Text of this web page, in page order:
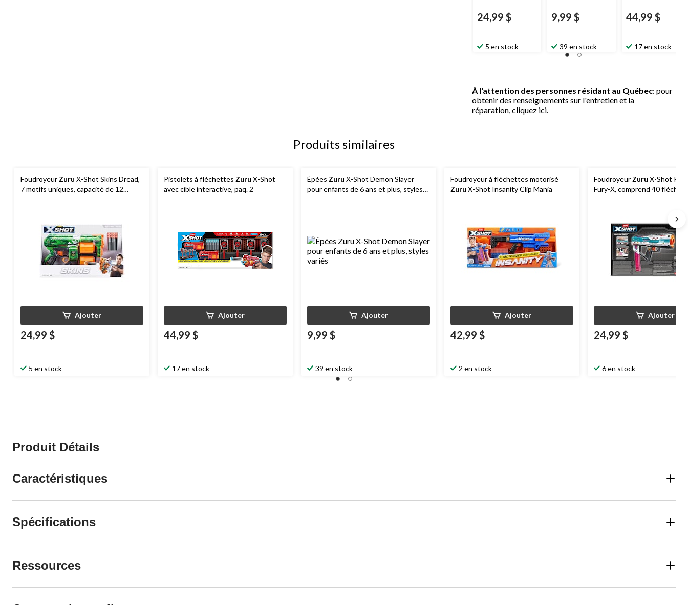
24,99 $
5 en stock
9,99 $
39 en stock
44,99 $
17 en stock
À l'attention des personnes résidant au Québec: pour
obtenir des renseignements sur l'entretien et la
réparation,cliquez ici.
Produits similaires
Foudroyeur Zuru X-Shot Skins Dread,
7 motifs uniques, capacité de 12
Ajouter
24,99 $
5 en stock
Pistolets à fléchettes Zuru X-Shot
avec cible interactive, paq. 2
Ajouter
44,99 $
17 en stock
Épées Zuru X-Shot Demon Slayer
pour enfants de 6 ans et plus, styles
Ajouter
9,99 $
39 en stock
Foudroyeur à fléchettes motorisé
Zuru X-Shot Insanity Clip Mania
Ajouter
42,99 $
2 en stock
Foudroyeur Zuru X-Shot
Fury-X, comprend 40
Ajouter
24,99 $
6 en stock
Produit Détails
Caractéristiques
Spécifications
Ressources